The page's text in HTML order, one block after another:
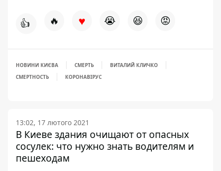
👍 🔥 ♥ 😭 😆 😡
НОВИНИ КИЄВА СМЕРТЬ
ВИТАЛИЙ КЛИЧКО
СМЕРТНОСТЬ
КОРОНАВІРУС
13:02, 17 лютого 2021
В Киеве здания очищают от опасных
сосулек: что нужно знать водителям и
пешеходам